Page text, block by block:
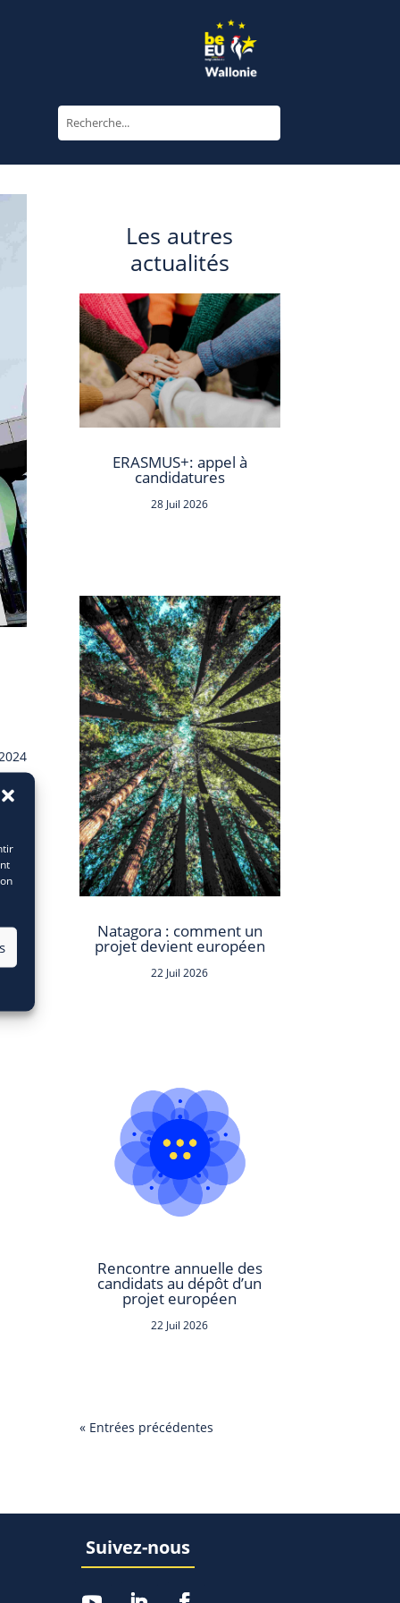
Les autres
actualités
ERASMUS+: appel à
candidatures
28 Juil 2026
Natagora : comment un
projet devient européen
22 Juil 2026
Rencontre annuelle des
candidats au dépôt d’un
projet européen
22 Juil 2026
« Entrées précédentes
Suivez-nous